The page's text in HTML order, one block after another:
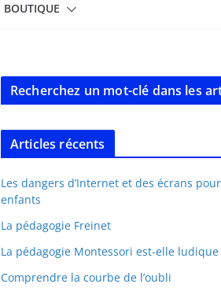
BOUTIQUE
Recherchez un mot-clé dans les
Articles récents
Les dangers d’Internet et des écrans
enfants
La pédagogie Freinet
La pédagogie Montessori est-elle ludique
Comprendre la courbe de l’oubli